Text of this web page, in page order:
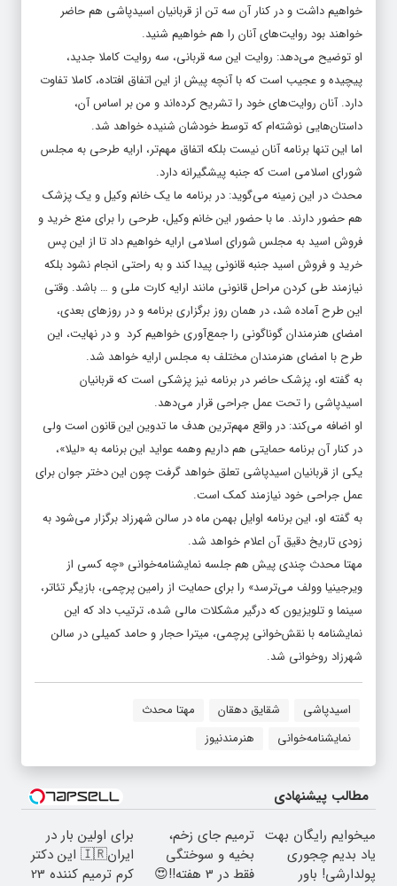
خواهیم داشت و در کنار آن سه تن از قربانیان اسیدپاشی هم حاضر
خواهند بود روایت‌های آنان را هم خواهیم شنید.
او توضیح می‌دهد: روایت این سه قربانی، سه روایت کاملا جدید،
پیچیده و عجیب است که با آنچه پیش از این اتفاق افتاده، کاملا تفاوت
دارد. آنان روایت‌های خود را تشریح کرده‌اند و من بر اساس آن،
داستان‌هایی نوشته‌ام که توسط خودشان شنیده خواهد شد.
اما این تنها برنامه آنان نیست بلکه اتفاق مهم‌تر، ارایه طرحی به مجلس
شورای اسلامی است که جنبه پیشگیرانه دارد.
محدث در این زمینه می‌گوید: در برنامه ما یک خانم وکیل و یک پزشک
هم حضور دارند. ما با حضور این خانم وکیل، طرحی را برای منع خرید و
فروش اسید به مجلس شورای اسلامی ارایه خواهیم داد تا از این پس
خرید و فروش اسید جنبه قانونی پیدا کند و به راحتی انجام نشود بلکه
نیازمند طی کردن مراحل قانونی مانند ارایه کارت ملی و … باشد. وقتی
این طرح آماده شد، در همان روز برگزاری برنامه و در روزهای بعدی،
امضای هنرمندان گوناگونی را جمع‌آوری خواهیم کرد و در نهایت، این
طرح با امضای هنرمندان مختلف به مجلس ارایه خواهد شد.
به گفته او، پزشک حاضر در برنامه نیز پزشکی است که قربانیان
اسیدپاشی را تحت عمل جراحی قرار می‌دهد.
او اضافه می‌کند: در واقع مهم‌ترین هدف ما تدوین این قانون است ولی
در کنار آن برنامه حمایتی هم داریم وهمه عواید این برنامه به «لیلا»،
یکی از قربانیان اسیدپاشی تعلق خواهد گرفت چون این دختر جوان برای
عمل جراحی خود نیازمند کمک است.
به گفته او، این برنامه اوایل بهمن ماه در سالن شهرزاد برگزار می‌شود به
زودی تاریخ دقیق آن اعلام خواهد شد.
مهتا محدث چندی پیش هم جلسه نمایشنامه‌خوانی «چه کسی از
ویرجینیا وولف می‌ترسد» را برای حمایت از رامین پرچمی، بازیگر تئاتر،
سینما و تلویزیون که درگیر مشکلات مالی شده، ترتیب داد که این
نمایشنامه با نقش‌خوانی پرچمی، میترا حجار و حامد کمیلی در سالن
شهرزاد روخوانی شد.
اسیدپاشی شقایق دهقان
مهتا محدث
نمایشنامه‌خوانی
هنرمندنیوز
مطالب پیشنهادی
میخوایم رایگان بهت
یاد بدیم چجوری
پولدارشی! باور
ترمیم جای زخم،
بخیه و سوختگی
فقط در 3 هفته!!😍
برای اولین بار در
ایران🇮🇷 این دکتر
کرم ترمیم کننده 23